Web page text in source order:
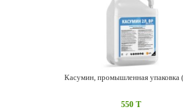
Касумин, промышленная упаковка
550 T